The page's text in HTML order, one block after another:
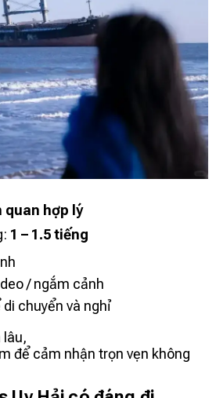
quan hợp lý
1 – 1.5 tiếng
/ ngắm cảnh
chuyển và nghỉ
lâu,
để cảm nhận trọn vẹn không